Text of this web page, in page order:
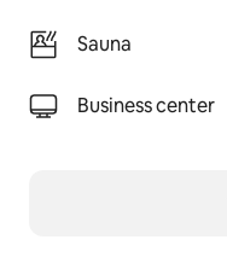
Sauna
Business center